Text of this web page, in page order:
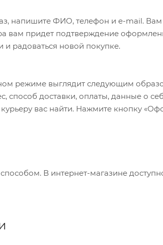
напишите ФИО, телефон и e-mail.
вам придет подтверждение
и радоваться новой покупке.
режиме выглядит следующим
способ доставки, оплаты, данные о
вас найти. Нажмите кнопку
В интернет-магазине